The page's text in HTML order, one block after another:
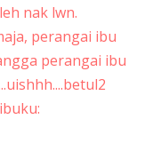
nak lwn.
perangai ibu
perangai ibu